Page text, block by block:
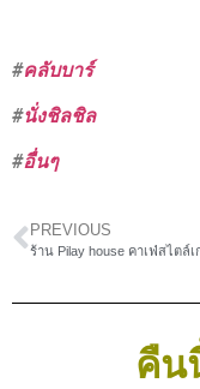
#คลับบาร์
#นั่งชิลชิล
#อื่นๆ
PREVIOUS
คืน